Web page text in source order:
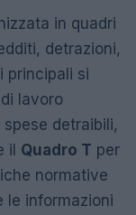
in quadri
detrazioni,
principali si
lavoro
detraibili,
il Quadro T per
normative
le informazioni